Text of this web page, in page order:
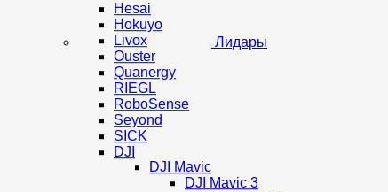
Лидары
Hesai
Hokuyo
Livox
Ouster
Quanergy
RIEGL
RoboSense
Seyond
SICK
DJI
DJI Mavic
DJI Mavic 3